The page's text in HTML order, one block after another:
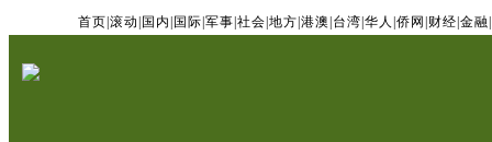
首页 滚动 国内 国际 军事 社会 地方 港澳 台湾 华人 侨网 财经 金融